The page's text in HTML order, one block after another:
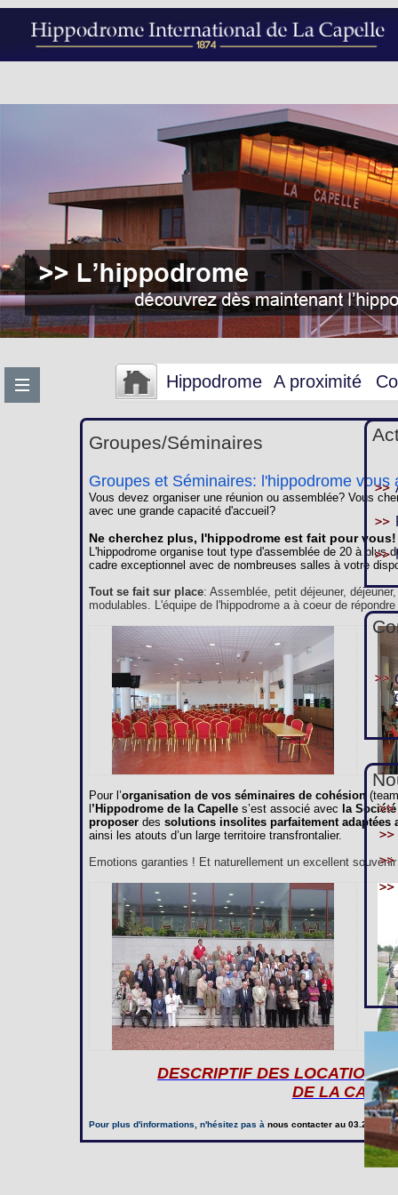
Hippodrome A proximité
Groupes/Séminaires
Groupes et Séminaires: l'hippodrome vous
Vous devez organiser une réunion ou assemblée? Vous
avec une grande capacité d'accueil?
Ne cherchez plus, l'hippodrome est fait pour vous!
L'hippodrome organise tout type d'assemblée de 20 à plus
cadre exceptionnel avec de nombreuses salles à votre
Tout se fait sur place: Assemblée, petit déjeuner,
modulables. L'équipe de l'hippodrome a à coeur de
Pour l’organisation de vos séminaires de cohésion
’Hippodrome de la Capelles’est associé avec la
proposer des solutions insolites parfaitement adaptées
ainsi les atouts d’un large territoire transfrontalier.
Emotions garanties ! Et naturellement un excellent
DESCRIPTIF DES LOCATIONS
DE LA
Pour plus d'informations, n'hésitez pas à nous contacterau